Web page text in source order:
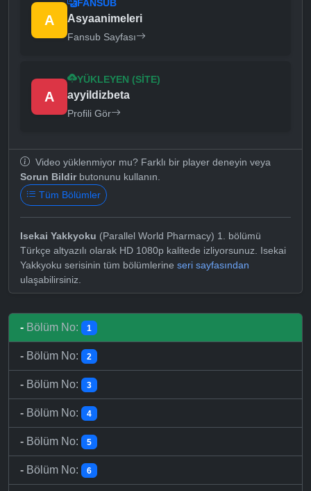
A
FANSUB
Asyaanimeleri
Fansub Sayfası
A
YÜKLEYEN (SITE)
ayyildizbeta
Profili Gör
Video yüklenmiyor mu? Farklı bir player deneyin veya
Sorun Bildirbutonunu kullanın.
Tüm Bölümler
Isekai Yakkyoku (Parallel World Pharmacy) 1. bölümü
Türkçe altyazılı olarak HD 1080p kalitede izliyorsunuz. Isekai
Yakkyoku serisinin tüm bölümlerine seri sayfasından
ulaşabilirsiniz.
- Bölüm No: 1
- Bölüm No: 2
- Bölüm No: 3
- Bölüm No: 4
- Bölüm No: 5
- Bölüm No: 6